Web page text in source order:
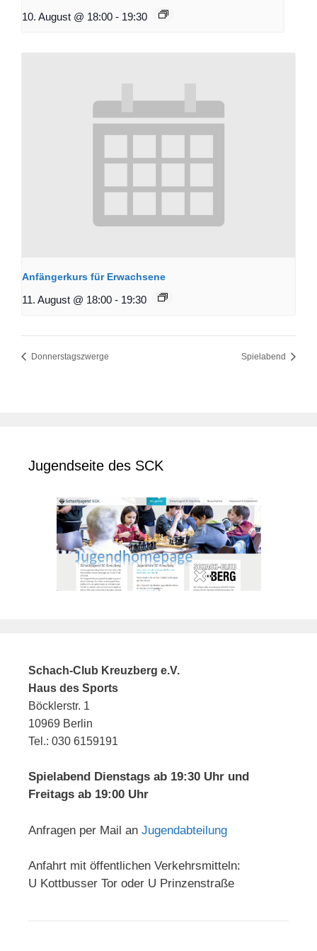
10. August @ 18:00 - 19:30
Anfängerkurs für Erwachsene
11. August @ 18:00 - 19:30
Donnerstagszwerge Spielabend
Jugendseite des SCK
Schach-Club Kreuzberg e.V.
Haus des Sports
Böcklerstr. 1
10969 Berlin
Tel.: 030 6159191
Spielabend Dienstags ab 19:30 Uhr und
Freitags ab 19:00 Uhr
Anfragen per Mail an Jugendabteilung
Anfahrt mit öffentlichen Verkehrsmitteln:
U Kottbusser Tor oder U Prinzenstraße